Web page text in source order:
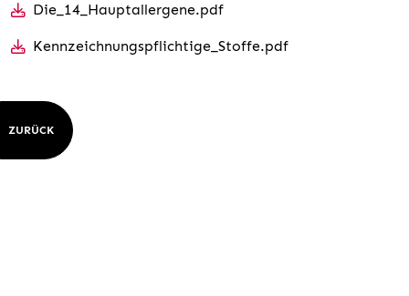
Die_14_Hauptallergene.pdf
Kennzeichnungspflichtige_Stoffe.pdf
ZURÜCK